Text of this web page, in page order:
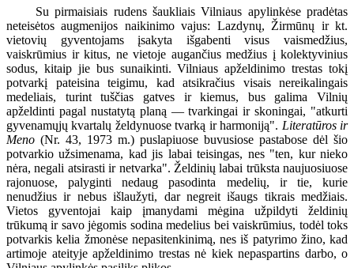
Su pirmaisiais rudens šaukliais Vilniaus apylinkėse pradėtas
neteisėtos augmenijos naikinimo vajus: Lazdynų, Žirmūnų ir kt.
vietovių gyventojams įsakyta išgabenti visus vaismedžius,
vaiskrūmius ir kitus, ne vietoje augančius medžius į kolektyvinius
sodus, kitaip jie bus sunaikinti. Vilniaus apželdinimo trestas tokį
potvarkį pateisina teigimu, kad atsikračius visais nereikalingais
medeliais, turint tuščias gatves ir kiemus, bus galima Vilnių
apželdinti pagal nustatytą planą — tvarkingai ir skoningai, "atkurti
gyvenamųjų kvartalų želdynuose tvarką ir harmoniją". Literatūros ir
Meno (Nr. 43, 1973 m.) puslapiuose buvusiose pastabose dėl šio
potvarkio užsimenama, kad jis labai teisingas, nes "ten, kur nieko
nėra, negali atsirasti ir netvarka". Želdinių labai trūksta naujuosiuose
rajonuose, palyginti nedaug pasodinta medelių, ir tie, kurie
nenudžius ir nebus išlaužyti, dar negreit išaugs tikrais medžiais.
Vietos gyventojai kaip įmanydami mėgina užpildyti želdinių
trūkumą ir savo jėgomis sodina medelius bei vaiskrūmius, todėl toks
potvarkis kelia žmonėse nepasitenkinimą, nes iš patyrimo žino, kad
artimoje ateityje apželdinimo trestas nė kiek nepaspartins darbo, o